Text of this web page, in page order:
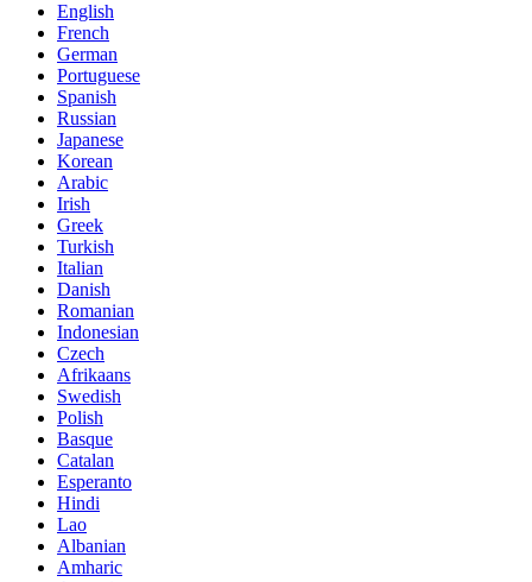
English
French
German
Portuguese
Spanish
Russian
Japanese
Korean
Arabic
Irish
Greek
Turkish
Italian
Danish
Romanian
Indonesian
Czech
Afrikaans
Swedish
Polish
Basque
Catalan
Esperanto
Hindi
Lao
Albanian
Amharic